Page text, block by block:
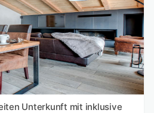
Unterkunft mit inklusive